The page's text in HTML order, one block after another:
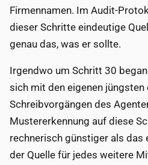
Firmennamen. Im Audit-
dieser Schritte eindeutige
genau das, was er sollte.
Irgendwo um Schritt 30
sich mit den eigenen
Schreibvorgängen des
Mustererkennung auf diese
rechnerisch günstiger als das
der Quelle für jedes weitere